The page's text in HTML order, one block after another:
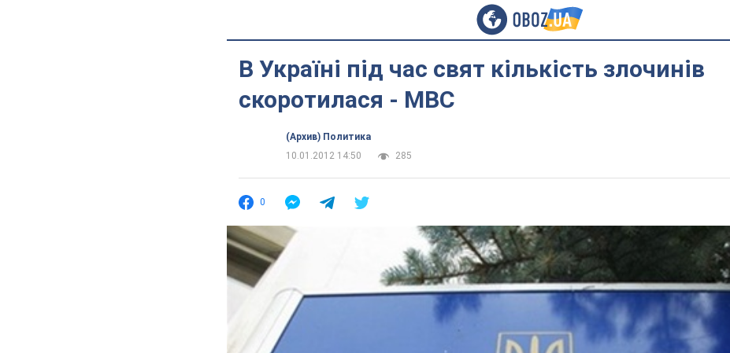
В Україні під час свят кількість злочинів
скоротилася - МВС
(Архив) Политика
10.01.2012 14:50
285
0